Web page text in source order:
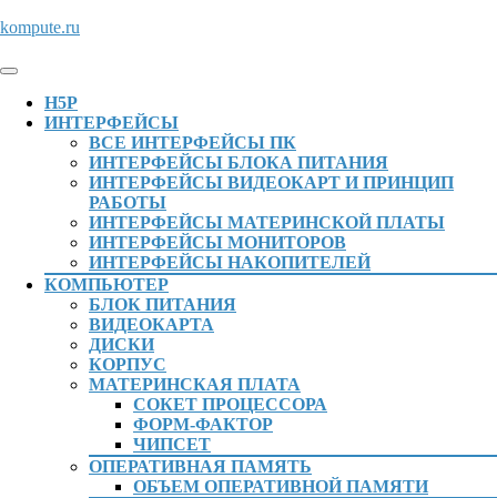
Перейти
содержимому
kompute.ru
Кнопка
Открыть
H5P
ИНТЕРФЕЙСЫ
ВСЕ ИНТЕРФЕЙСЫ ПК
ИНТЕРФЕЙСЫ БЛОКА ПИТАНИЯ
ИНТЕРФЕЙСЫ ВИДЕОКАРТ И ПРИНЦИП
РАБОТЫ
ИНТЕРФЕЙСЫ МАТЕРИНСКОЙ ПЛАТЫ
ИНТЕРФЕЙСЫ МОНИТОРОВ
ИНТЕРФЕЙСЫ НАКОПИТЕЛЕЙ
КОМПЬЮТЕР
БЛОК ПИТАНИЯ
ВИДЕОКАРТА
ДИСКИ
КОРПУС
МАТЕРИНСКАЯ ПЛАТА
СОКЕТ ПРОЦЕССОРА
ФОРМ-ФАКТОР
ЧИПСЕТ
ОПЕРАТИВНАЯ ПАМЯТЬ
ОБЪЕМ ОПЕРАТИВНОЙ ПАМЯТИ